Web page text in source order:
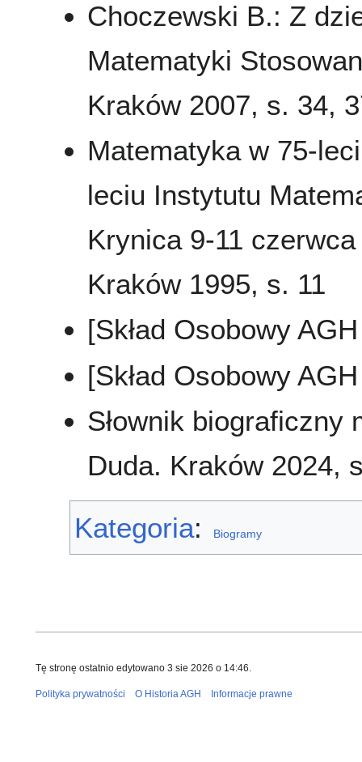
Choczewski B.: Z
Matematyki
Kraków 2007, s. 34,
Matematyka w 75-
leciu Instytutu
Krynica 9-11
Kraków 1995, s. 11
[Skład Osobowy
[Skład Osobowy
Słownik
Duda. Kraków 2024,
Kategoria: Biogramy
Tę stronę ostatnio edytowano 3 sie 2026 o 14:46.
Polityka prywatności O Historia AGH Informacje prawne